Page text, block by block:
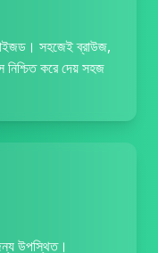
সহজেই ব্রাউজ,
নিশ্চিত করে দেয় সহজ
উপস্থিত।